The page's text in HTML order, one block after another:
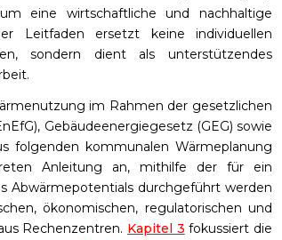
eine wirtschaftliche und nachhaltige
Leitfaden ersetzt keine individuellen
sondern dient als unterstützendes
im Rahmen der gesetzlichen
Gebäudeenergiegesetz (GEG) sowie
folgenden kommunalen Wärmeplanung
Anleitung an, mithilfe der für ein
Abwärmepotentials durchgeführt werden
ökonomischen, regulatorischen und
Rechenzentren. Kapitel 3 fokussiert die